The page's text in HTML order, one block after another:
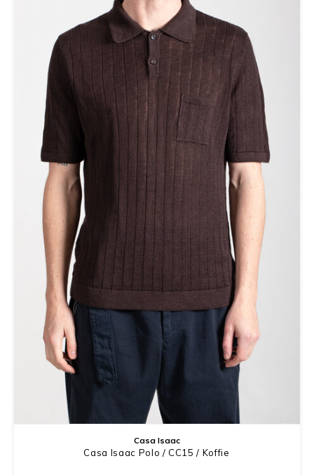
Casa Isaac
Casa Isaac Polo / CC15 / Koffie